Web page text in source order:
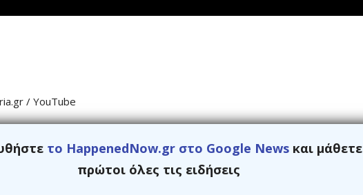
/ YouTube
το HappenedNow.gr στο Google Newsκαι μάθετε
πρώτοι όλες τις ειδήσεις